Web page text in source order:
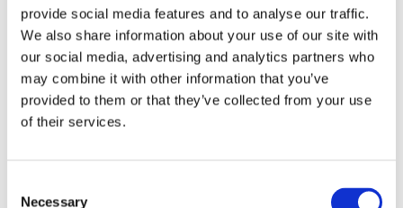
provide social media features and to analyse our traffic.
We also share information about your use of our site with
our social media, advertising and analytics partners who
may combine it with other information that you’ve
provided to them or that they’ve collected from your use
of their services.
Necessary